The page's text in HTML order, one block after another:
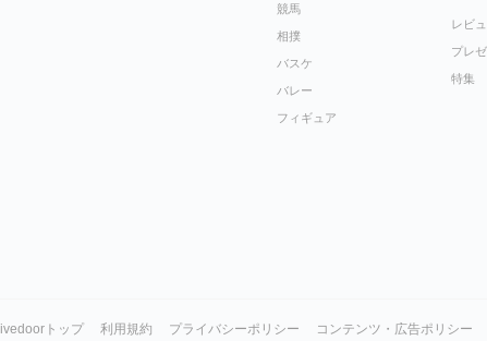
競馬
相撲
バスケ
バレー
フィギュア
レビ
プレ
特集
livedoorトップ 利用規約 プライバシーポリシー コンテンツ・広告ポリシー